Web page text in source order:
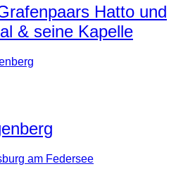
Hatto und
& seine Kapelle